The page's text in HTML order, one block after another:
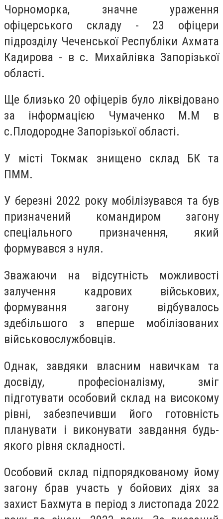
Чорноморка, значне ураження
офіцерського складу - 23 офіцери
підрозділу Чеченської Республіки Ахмата
Кадирова - в с. Михайлівка Запорізької
області.
Ще близько 20 офіцерів було ліквідовано
за інформацією Чумаченко М.М в
с.Плодородне Запорізької області.
У місті Токмак знищено склад БК та
ПММ.
У березні 2022 року мобілізувався та був
призначений командиром загону
спеціального призначення, який
формувався з нуля.
Зважаючи на відсутність можливості
залучення кадрових військових,
формування загону відбувалось
здебільшого з вперше мобілізованих
військовослужбовців.
Однак, завдяки власним навичкам та
досвіду, професіоналізму, зміг
підготувати особовий склад на високому
рівні, забезпечивши його готовність
планувати і виконувати завдання будь-
якого рівня складності.
Особовий склад підпорядкованому йому
загону брав участь у бойових діях за
захист Бахмута в період з листопада 2022